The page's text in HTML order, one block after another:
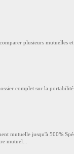
plusieurs mutuelles
complet sur la
mutuelle jusqu'à 500%
mutuel...